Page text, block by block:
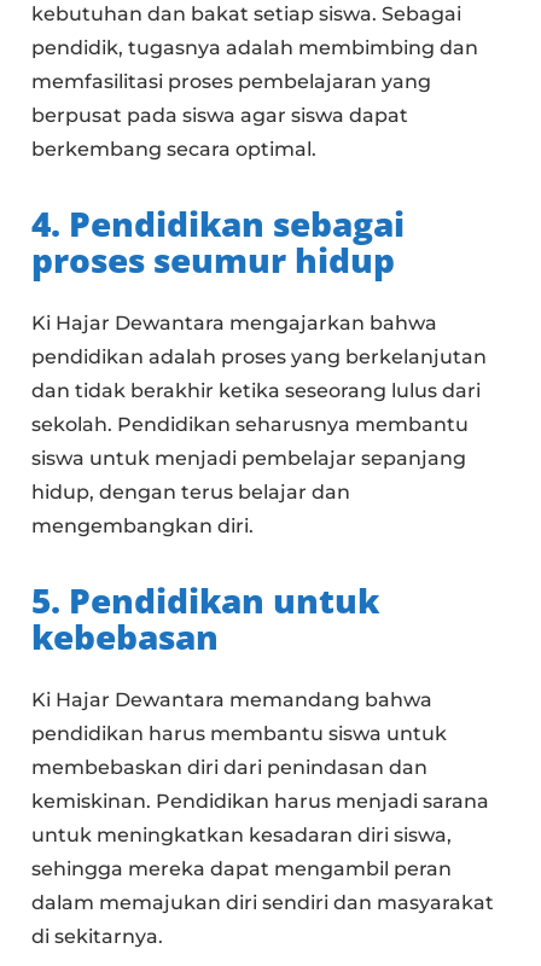
kebutuhan dan bakat setiap siswa. Sebagai
pendidik, tugasnya adalah membimbing dan
memfasilitasi proses pembelajaran yang
berpusat pada siswa agar siswa dapat
berkembang secara optimal.
4. Pendidikan sebagai
proses seumur hidup
Ki Hajar Dewantara mengajarkan bahwa
pendidikan adalah proses yang berkelanjutan
dan tidak berakhir ketika seseorang lulus dari
sekolah. Pendidikan seharusnya membantu
siswa untuk menjadi pembelajar sepanjang
hidup, dengan terus belajar dan
mengembangkan diri.
5. Pendidikan untuk
kebebasan
Ki Hajar Dewantara memandang bahwa
pendidikan harus membantu siswa untuk
membebaskan diri dari penindasan dan
kemiskinan. Pendidikan harus menjadi sarana
untuk meningkatkan kesadaran diri siswa,
sehingga mereka dapat mengambil peran
dalam memajukan diri sendiri dan masyarakat
di sekitarnya.